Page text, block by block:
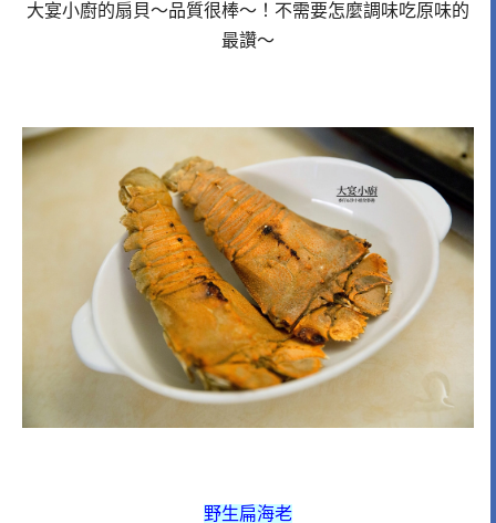
大宴小廚的扇貝～品質很棒～！不需要怎麼調味吃原味的
最讚～
野生扁海老